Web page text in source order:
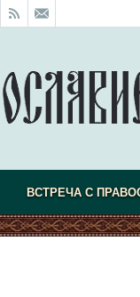
ВСТРЕЧА С